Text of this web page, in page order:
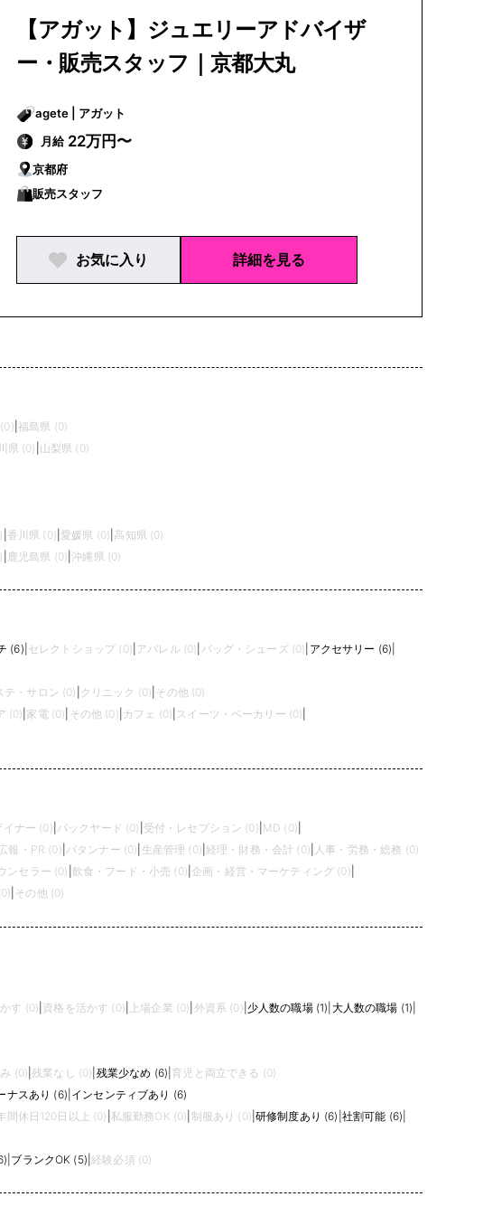
【アガット】ジュエリーアドバイザ
ー・販売スタッフ｜京都大丸
agete | アガット
月給 22万円〜
京都府
販売スタッフ
お気に入り 詳細を見る
福島県 (0)
県 (0) 山梨県 (0)
香川県 (0) |愛媛県 (0) 高知県 (0)
鹿児島県 (0) |沖縄県 (0)
(6) セレクトショップ (0) アパレル (0) バッグ・シューズ (0) アクセサリー (6)
テ・サロン (0) クリニック (0) その他 (0)
(0) 家電 (0) その他 (0) カフェ (0) スイーツ・ベーカリー (0)
イナー (0) バックヤード (0) 受付・レセプション (0) MD (0)
報・PR (0) パタンナー (0) 生産管理 (0) |経理・財務・会計 (0) 人事・労務・総務 (0)
ンセラー (0) 飲食・フード・小売 (0) 企画・経営・マーケティング (0)
その他 (0)
す (0) 資格を活かす (0) 上場企業 (0) 外資系 (0) 少人数の職場 (1) 大人数の職場 (1)
(0) |残業なし (0) 残業少なめ (6) 育児と両立できる (0)
ナスあり (6) インセンティブあり (6)
間休日120日以上 (0) 私服勤務OK (0) 制服あり (0) 研修制度あり (6) 社割可能 (6)
ブランクOK (5) |経験必須 (0)